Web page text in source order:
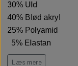
30% Uld
40% Blød akryl
25% Polyamid
5% Elastan
Vægt 90 gram pr par
Læs mere